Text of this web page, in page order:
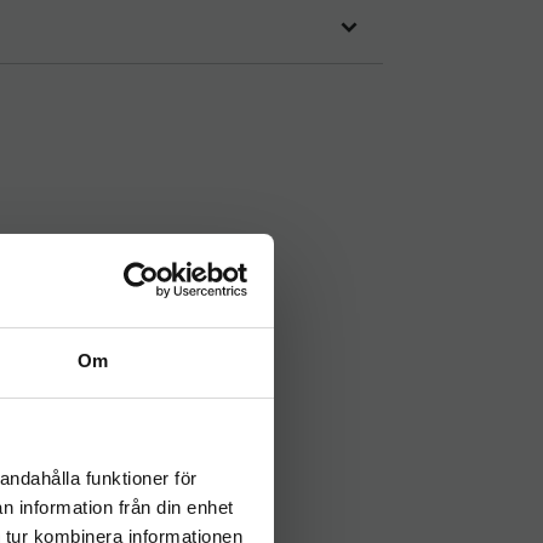
Om
funktioner för
information från din enhet
kombinera informationen